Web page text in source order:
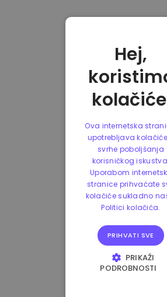
Hej,
Ova internetska
upotrebljava
svrhe poboljšanja
korisničkog
Uporabom
stranice prihvaćate
kolačiće sukladno
Politici kolačića.
PRIHVATI SVE
PRIKAŽI
PODROBNOSTI